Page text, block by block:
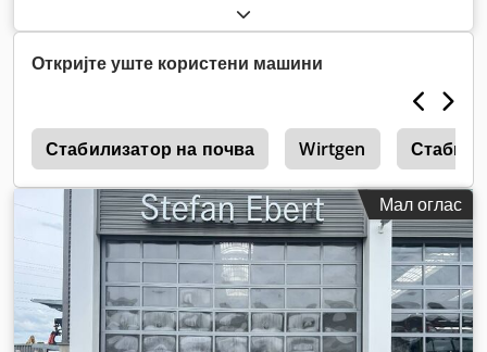
Откријте уште користени машини
Стабилизатор на почва Wirtgen
Мал оглас